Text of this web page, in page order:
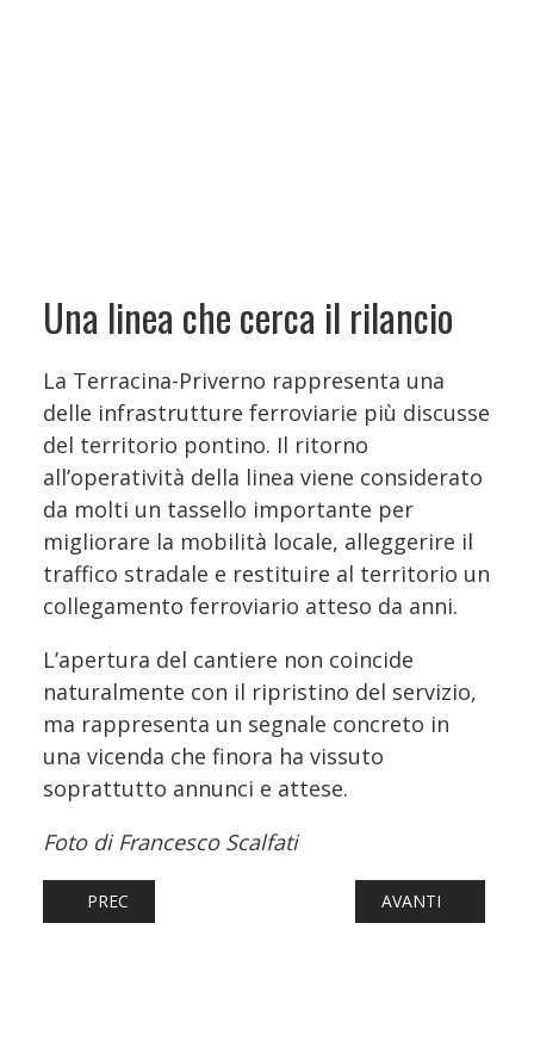
Una linea che cerca il rilancio
La Terracina-Priverno rappresenta una
delle infrastrutture ferroviarie più discusse
del territorio pontino. Il ritorno
all’operatività della linea viene considerato
da molti un tassello importante per
migliorare la mobilità locale, alleggerire il
traffico stradale e restituire al territorio un
collegamento ferroviario atteso da anni.
L’apertura del cantiere non coincide
naturalmente con il ripristino del servizio,
ma rappresenta un segnale concreto in
una vicenda che finora ha vissuto
soprattutto annunci e attese.
Foto di Francesco Scalfati
ARTICOLO PRECEDENTE: UN NUOVO MURO DI BERLINO
PREC ARTICOLO
AVANTI